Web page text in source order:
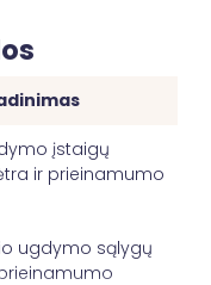
plėtra ir
Siektina
reikšmė
įstaigų
ir prieinamumo
ugdymo sąlygų